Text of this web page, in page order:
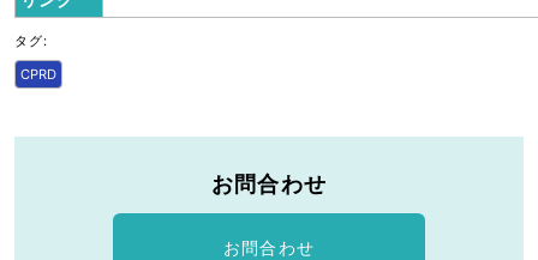
タグ:
CPRD
お問合わせ
お問合わせ